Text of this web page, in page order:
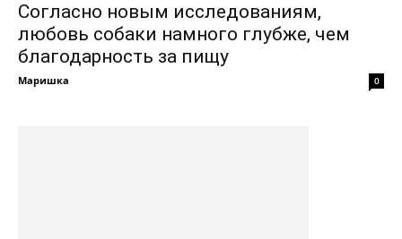
Согласно новым исследованиям,
любовь собаки намного глубже, чем
благодарность за пищу
Маришка 0